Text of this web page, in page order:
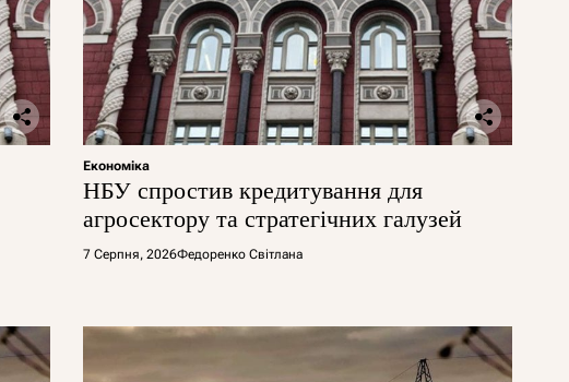
Економіка
НБУ спростив кредитування для
агросектору та стратегічних галузей
7 Серпня, 2026Федоренко Світлана